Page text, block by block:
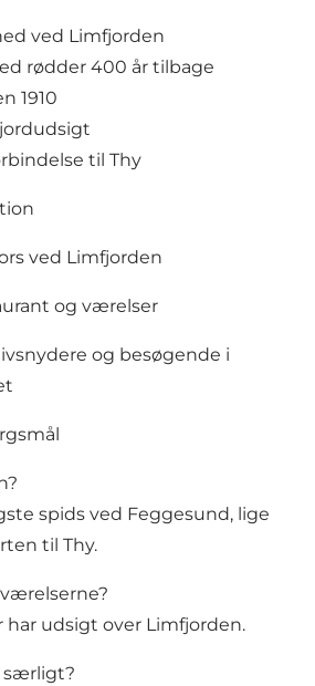
ved Limfjorden
rødder 400 år tilbage
1910
til Thy
ved Limfjorden
og værelser
og besøgende i
spids ved Feggesund, lige
til Thy.
har udsigt over Limfjorden.
særligt?